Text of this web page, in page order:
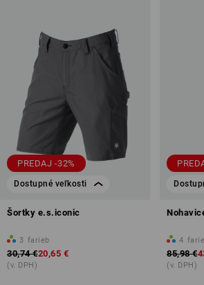
PREDAJ -32%
Dostupné veľkosti
Šortky e.s.iconic
3 farieb
30,74 €20,65 €
(v. DPH)
4
85,98 €
(v. DPH)